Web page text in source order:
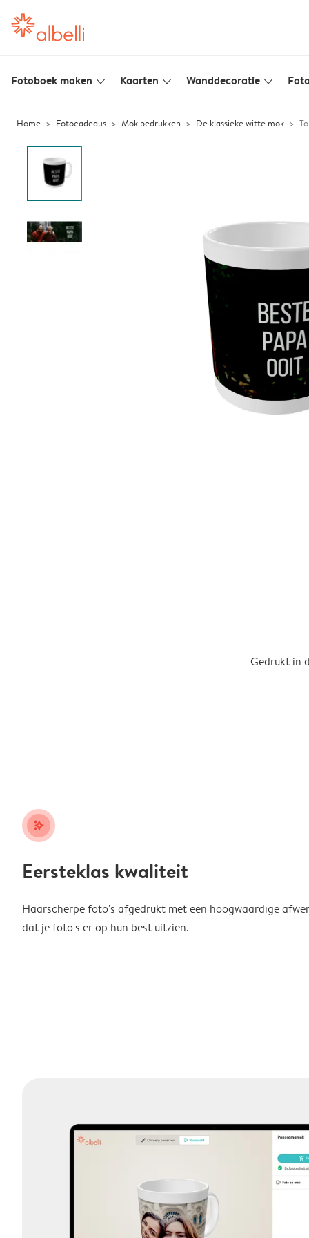
Fotoboek maken slim_arrow_down Kaarten slim_arrow_down Wanddecoratie slim_arrow_down
Home Fotocadeaus Mok bedrukken De klassieke witte mok
Gedrukt in
stars_plus
Eersteklas kwaliteit
Haarscherpe foto's afgedrukt met een hoogwaardige
dat je foto's er op hun best uitzien.